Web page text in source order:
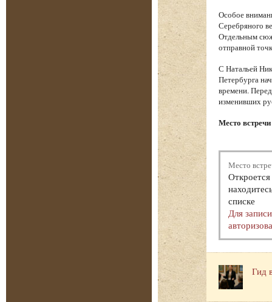
Особое
Серебряного
Отдельным
отправной
С Натальей
Петербурга
времени.
изменивших
Место
Место
списке
Для
Гид